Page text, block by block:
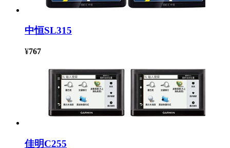
中恒SL315
¥767
佳明C255